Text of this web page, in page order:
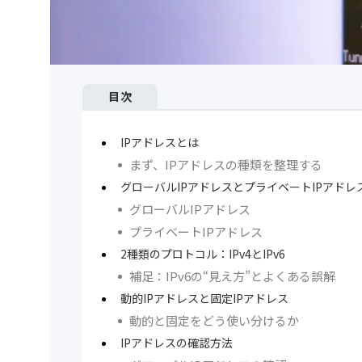
目次
IPアドレスとは
まず、IPアドレスの種類を整理する
グローバルIPアドレスとプライベートIPアドレ
グローバルIPアドレス
プライベートIPアドレス
2種類のプロトコル：IPv4とIPv6
補足：IPv6の“見え方”とよくある誤解
動的IPアドレスと固定IPアドレス
動的と固定をどう使い分けるか
IPアドレスの確認方法